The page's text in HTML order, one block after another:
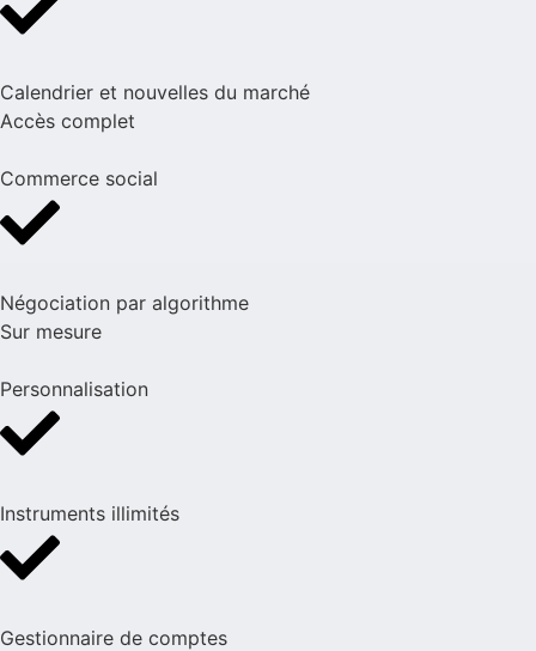
Calendrier et nouvelles du marché
Accès complet
Commerce social
Négociation par algorithme
Sur mesure
Personnalisation
Instruments illimités
Gestionnaire de comptes